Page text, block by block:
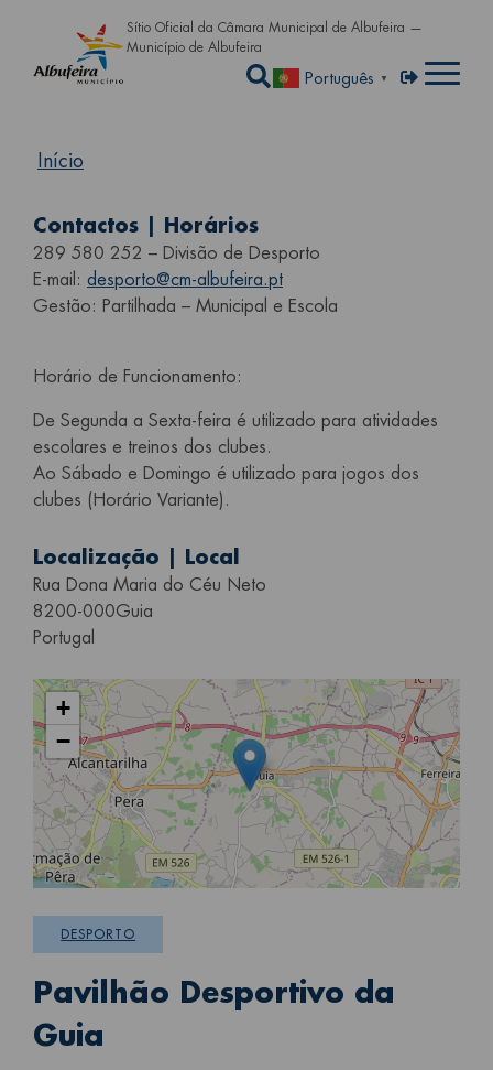
Passar para o conteúdo
Sítio Oficial da Câmara Municipal de Albufeira —
Município de Albufeira
Abrir a caixa de
Português ▼ Menu de
Entrar
Início
Contactos | Horários
289 580 252 – Divisão de Desporto
E-mail: desporto@cm-albufeira.pt
Gestão: Partilhada – Municipal e Escola
Horário de Funcionamento:
De Segunda a Sexta-feira é utilizado para atividades
escolares e treinos dos clubes.
Ao Sábado e Domingo é utilizado para jogos dos
clubes (Horário Variante).
Localização | Local
Rua Dona Maria do Céu Neto
8200-000Guia
Portugal
+
−
DESPORTO
Pavilhão Desportivo da
Guia